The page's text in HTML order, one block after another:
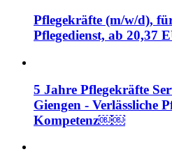
Pflegekräfte (m/w/d),
Pflegedienst, ab 20,37
5 Jahre Pflegekräfte
Giengen - Verlässliche
Kompetenz￼￼